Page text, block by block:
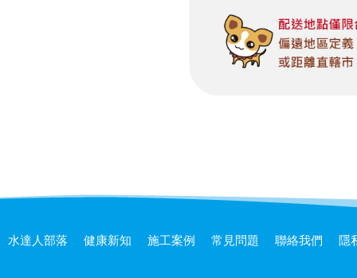
水達人部落 健康新知 施工案例 常見問題 聯絡我們 隱